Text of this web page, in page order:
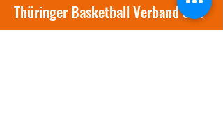
Thüringer Basketball Verband e.V.